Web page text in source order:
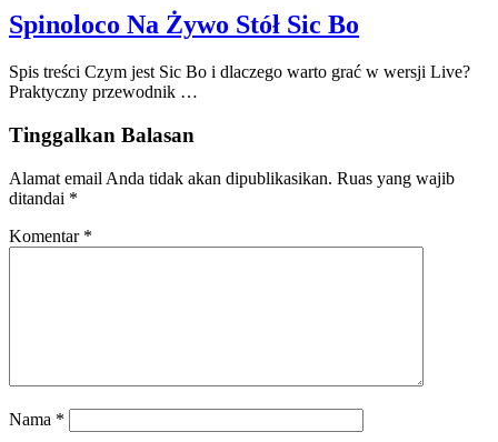
Spinoloco Na Żywo Stół Sic Bo
Spis treści Czym jest Sic Bo i dlaczego warto grać w wersji Live?
Praktyczny przewodnik …
Tinggalkan Balasan
Alamat email Anda tidak akan dipublikasikan. Ruas yang wajib
ditandai *
Komentar *
Nama *